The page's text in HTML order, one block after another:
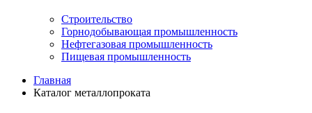
Строительство
Горнодобывающая промышленность
Нефтегазовая промышленность
Пищевая промышленность
Главная
Каталог металлопроката